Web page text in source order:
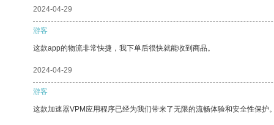
2024-04-29
游客
这款app的物流非常快捷，我下单后很快就能收到商品。
2024-04-29
游客
这款加速器VPM应用程序已经为我们带来了无限的流畅体验和安全性保护